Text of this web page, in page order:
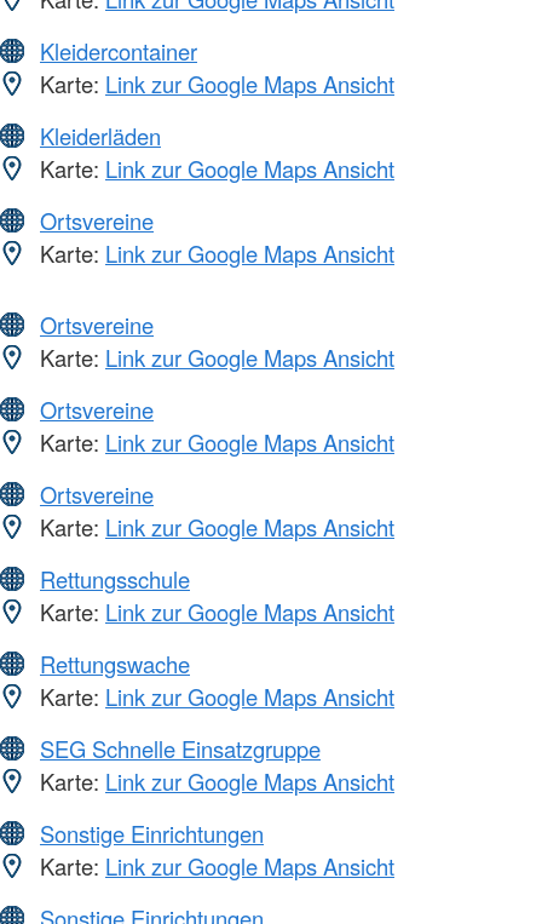
Kleidercontainer
Karte: Link zur Google Maps Ansicht
Kleiderläden
Karte: Link zur Google Maps Ansicht
Ortsvereine
Karte: Link zur Google Maps Ansicht
Ortsvereine
Karte: Link zur Google Maps Ansicht
Ortsvereine
Karte: Link zur Google Maps Ansicht
Ortsvereine
Karte: Link zur Google Maps Ansicht
Rettungsschule
Karte: Link zur Google Maps Ansicht
Rettungswache
Karte: Link zur Google Maps Ansicht
SEG Schnelle Einsatzgruppe
Karte: Link zur Google Maps Ansicht
Sonstige Einrichtungen
Karte: Link zur Google Maps Ansicht